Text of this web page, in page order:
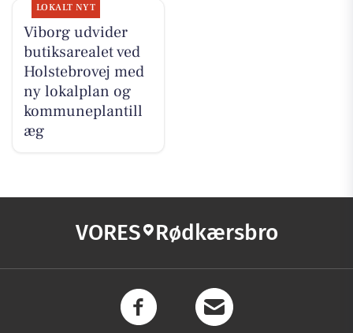
LOKALT NYT
Viborg udvider
butiksarealet ved
Holstebrovej med
ny lokalplan og
kommuneplantill
æg
VORES Rødkærsbro